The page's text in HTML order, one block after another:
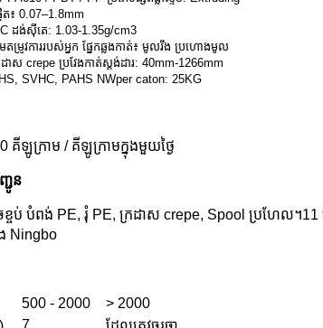
ចិត៖ 0.07–1.8mm
ដង់ស៊ីតេ: 1.03-1.35g/cm3
វការរបស់អ្នក ផ្នែកឆ្លងកាត់៖ មូលរឹង ប្រហោងមូល
ស crepe ប្រវែងកាត់ស្តង់ដារ: 40mm-1266mm
SVHC, PAHS NWper caton: 25KG
គីឡូក្រាម / គីឡូក្រាមក្នុងមួយថ្ងៃ
ជូន
ខ្ចប់ បំពង់ PE, រុំ PE, ក្រដាស crepe, Spool ប្រហែល។
Ningbo
500 - 2000
> 2000